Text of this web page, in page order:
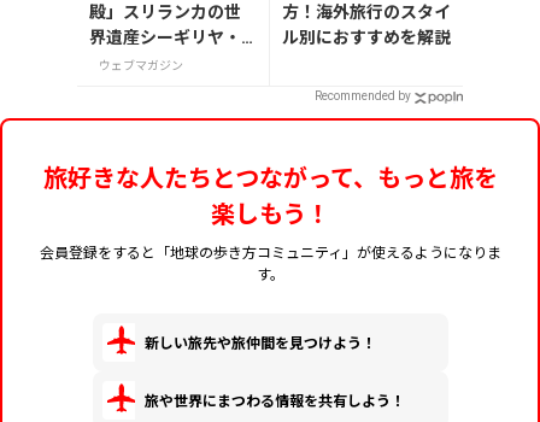
殿」スリランカの世
界遺産シーギリヤ・
ロック登頂に挑戦！
ウェブマガジン
方！海外旅行のスタイ
ル別におすすめを解説
Recommended by
旅好きな人たちとつながって、もっと旅を
楽しもう！
会員登録をすると「地球の歩き方コミュニティ」が使えるようになりま
す。
新しい旅先や旅仲間を見つけよう！
旅や世界にまつわる情報を共有しよう！